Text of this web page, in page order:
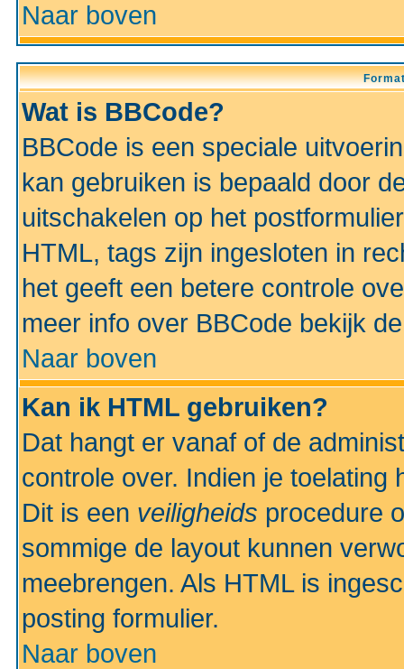
Naar boven
Wat is BBCode?
BBCode is een speciale
kan gebruiken is bepaald door
uitschakelen op het
HTML, tags zijn ingesloten in
het geeft een betere controle
meer info over BBCode bekijk
Naar boven
Kan ik HTML gebruiken?
Dat hangt er vanaf of de
controle over. Indien je
Dit is een veiligheids procedure
sommige de layout kunnen
meebrengen. Als HTML is
posting formulier.
Naar boven